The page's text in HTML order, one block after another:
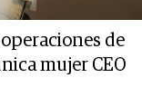
de
mujer CEO